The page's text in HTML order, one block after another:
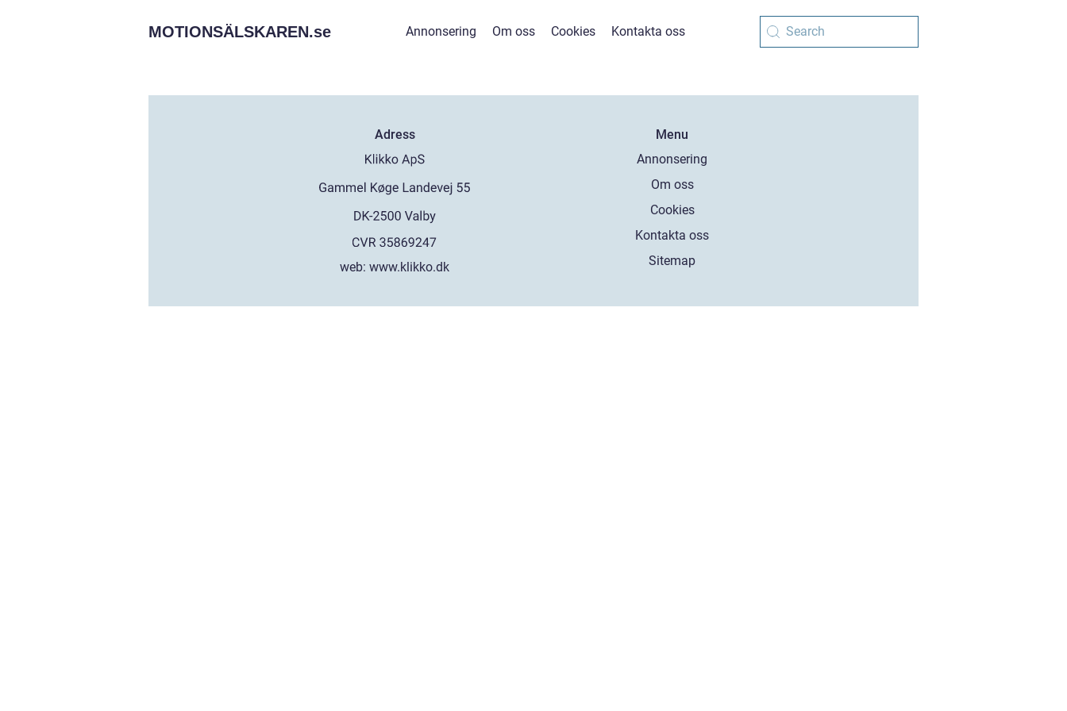
MOTIONSÄLSKAREN.se Annonsering Om oss Cookies Kontakta oss
Adress
web:www.klikko.dk
Menu
Annonsering
Om oss
Cookies
Kontakta oss
Sitemap